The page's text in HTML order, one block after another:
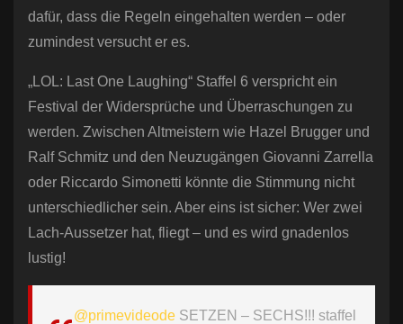
dafür, dass die Regeln eingehalten werden – oder
zumindest versucht er es.
„LOL: Last One Laughing“ Staffel 6 verspricht ein
Festival der Widersprüche und Überraschungen zu
werden. Zwischen Altmeistern wie Hazel Brugger und
Ralf Schmitz und den Neuzugängen Giovanni Zarrella
oder Riccardo Simonetti könnte die Stimmung nicht
unterschiedlicher sein. Aber eins ist sicher: Wer zwei
Lach-Aussetzer hat, fliegt – und es wird gnadenlos
lustig!
@primevideode SETZEN – SECHS!!! staffel